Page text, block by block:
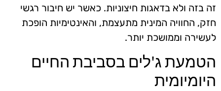
זה בזה ולא בדאגות חיצוניות. כאשר יש חיבור רגשי
חזק, החוויה המינית מתעצמת, והאינטימיות הופכת
לעשירה וממושכת יותר.
הטמעת ג'לים בסביבת החיים
היומיומית